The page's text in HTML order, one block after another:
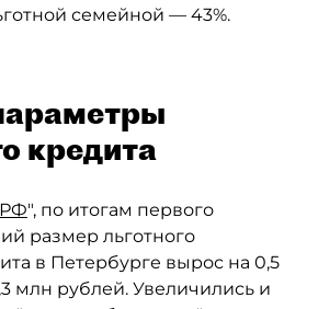
семейной — 43%.
кредита
", по итогам первого
размер льготного
в Петербурге вырос на 0,5
млн рублей. Увеличились и